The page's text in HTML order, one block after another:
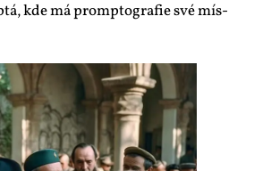
kde má prompto­gra­fie své mís­